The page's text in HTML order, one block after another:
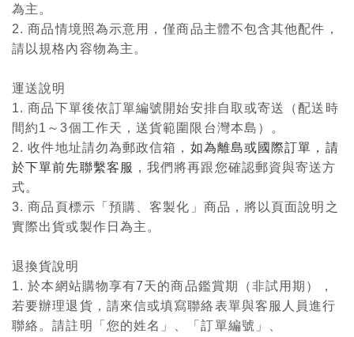
為主。
2. 商品情境照為示意用，僅商品主體不包含其他配件，
請以規格內容物為主。
運送說明
1. 商品下單後依訂單編號開始安排自取或寄送（配送時
間約1～3個工作天，送貨範圍限台灣本島）。
2. 收件地址請勿為郵政信箱， 如為離島或國際訂單，請
於下單前先聯繫客服 ，我們將再跟您確認郵資與寄送方
式。
3. 商品頁標示「預購、客製化」商品，將以頁面說明之
實際出貨或製作日為主。
退換貨說明
1. 於本網站購物享有7天的商品鑑賞期（非試用期），
若要辦理退貨，請來信或填寫聯絡表單與客服人員進行
聯絡。請註明「您的姓名」、「訂單編號」、